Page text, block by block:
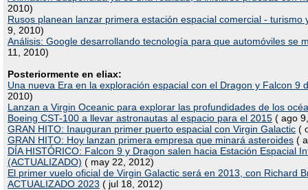
2010)
Rusos planean lanzar primera estación espacial comercial - turismo
9, 2010)
Análisis: Google desarrollando tecnología para que automóviles se
11, 2010)
Posteriormente en eliax:
Una nueva Era en la exploración espacial con el Dragon y Falcon 9
2010)
Lanzan a Virgin Oceanic para explorar las profundidades de los
Boeing CST-100 a llevar astronautas al espacio para el 2015 ( ago
GRAN HITO: Inauguran primer puerto espacial con Virgin Galactic (
GRAN HITO: Hoy lanzan primera empresa que minará asteroides (
DÍA HISTÓRICO: Falcon 9 y Dragon salen hacia Estación Espacial
(ACTUALIZADO) ( may 22, 2012)
El primer vuelo oficial de Virgin Galactic será en 2013, con Richard
ACTUALIZADO 2023 ( jul 18, 2012)